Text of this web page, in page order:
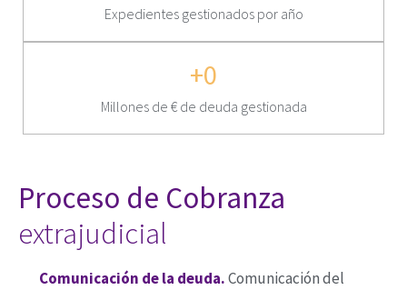
Expedientes gestionados por año
Millones de € de deuda gestionada
+0
Proceso de Cobranza
extrajudicial
Comunicación de la deuda.Comunicación del